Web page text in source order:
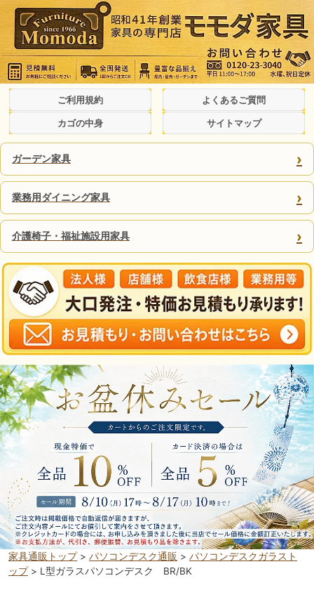
ご利用規約 よくあるご質問
カゴの中身 サイトマップ
ガーデン家具 ›
業務用ダイニング家具 ›
介護椅子・福祉施設用家具 ›
家具通販トップ> パソコンデスク通販 > パソコンデスクガラスト
ップ> L型ガラスパソコンデスク BR/BK